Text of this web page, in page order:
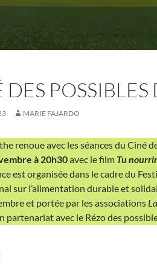
DES
MARIE FAJARDO
renoue avec les séances du Ciné
à 20h30avec le film Tu
est organisée dans le cadre du
sur l’alimentation durable et
et portée par les associations
partenariat avec le Rézo des